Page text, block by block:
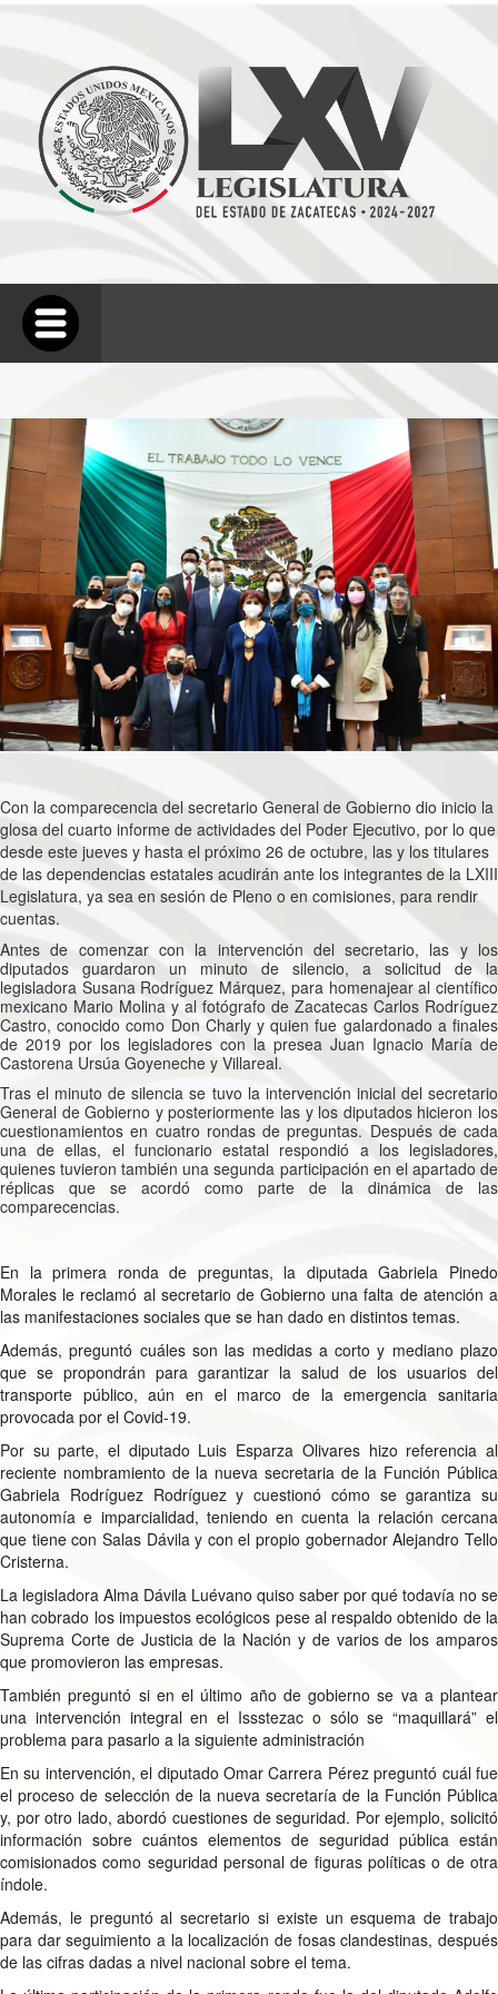
Con la comparecencia del secretario General de Gobierno dio inicio la
glosa del cuarto informe de actividades del Poder Ejecutivo, por lo que
desde este jueves y hasta el próximo 26 de octubre, las y los titulares
de las dependencias estatales acudirán ante los integrantes de la LXIII
Legislatura, ya sea en sesión de Pleno o en comisiones, para rendir
cuentas.
Antes de comenzar con la intervención del secretario, las y los
diputados guardaron un minuto de silencio, a solicitud de la
legisladora Susana Rodríguez Márquez, para homenajear al científico
mexicano Mario Molina y al fotógrafo de Zacatecas Carlos Rodríguez
Castro, conocido como Don Charly y quien fue galardonado a finales
de 2019 por los legisladores con la presea Juan Ignacio María de
Castorena Ursúa Goyeneche y Villareal.
Tras el minuto de silencia se tuvo la intervención inicial del secretario
General de Gobierno y posteriormente las y los diputados hicieron los
cuestionamientos en cuatro rondas de preguntas. Después de cada
una de ellas, el funcionario estatal respondió a los legisladores,
quienes tuvieron también una segunda participación en el apartado de
réplicas que se acordó como parte de la dinámica de las
comparecencias.
En la primera ronda de preguntas, la diputada Gabriela Pinedo
Morales le reclamó al secretario de Gobierno una falta de atención a
las manifestaciones sociales que se han dado en distintos temas.
Además, preguntó cuáles son las medidas a corto y mediano plazo
que se propondrán para garantizar la salud de los usuarios del
transporte público, aún en el marco de la emergencia sanitaria
provocada por el Covid-19.
Por su parte, el diputado Luis Esparza Olivares hizo referencia al
reciente nombramiento de la nueva secretaria de la Función Pública
Gabriela Rodríguez Rodríguez y cuestionó cómo se garantiza su
autonomía e imparcialidad, teniendo en cuenta la relación cercana
que tiene con Salas Dávila y con el propio gobernador Alejandro Tello
Cristerna.
La legisladora Alma Dávila Luévano quiso saber por qué todavía no se
han cobrado los impuestos ecológicos pese al respaldo obtenido de la
Suprema Corte de Justicia de la Nación y de varios de los amparos
que promovieron las empresas.
También preguntó si en el último año de gobierno se va a plantear
una intervención integral en el Issstezac o sólo se “maquillará” el
problema para pasarlo a la siguiente administración
En su intervención, el diputado Omar Carrera Pérez preguntó cuál fue
el proceso de selección de la nueva secretaría de la Función Pública
y, por otro lado, abordó cuestiones de seguridad. Por ejemplo, solicitó
información sobre cuántos elementos de seguridad pública están
comisionados como seguridad personal de figuras políticas o de otra
índole.
Además, le preguntó al secretario si existe un esquema de trabajo
para dar seguimiento a la localización de fosas clandestinas, después
de las cifras dadas a nivel nacional sobre el tema.